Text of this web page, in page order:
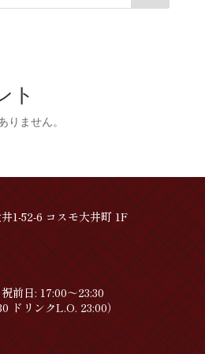
ト
りません。
1-52-6 コスモ大井町 1F
前日: 17:00～23:30
ドリンクL.O. 23:00）